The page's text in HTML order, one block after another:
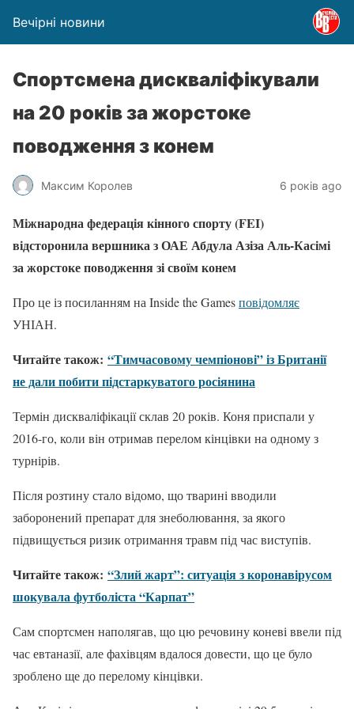
Вечірні новини
Спортсмена дискваліфікували
на 20 років за жорстоке
поводження з конем
Максим Королев 6 років ago
Міжнародна федерація кінного спорту (FEI)
відсторонила вершника з ОАЕ Абдула Азіза Аль-Касімі
за жорстоке поводження зі своїм конем
Про це із посиланням на Inside the Gamesповідомляє
УНІАН.
Читайте також: “Тимчасовому чемпіонові” із Британії
не дали побити підстаркуватого росіянина
Термін дискваліфікації склав 20 років. Коня приспали у
2016-го, коли він отримав перелом кінцівки на одному з
турнірів.
Після розтину стало відомо, що тварині вводили
заборонений препарат для знеболювання, за якого
підвищується ризик отримання травм під час виступів.
Читайте також: “Злий жарт”: ситуація з коронавірусом
шокувала футболіста “Карпат”
Сам спортсмен наполягав, що цю речовину коневі ввели під
час евтаназії, але фахівцям вдалося довести, що це було
зроблено ще до перелому кінцівки.